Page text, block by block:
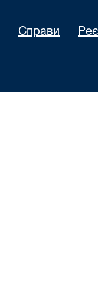
Справи